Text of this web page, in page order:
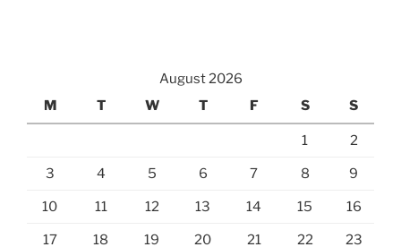
August 2026
M
T W T F S S
1 2
3 4 5 6 7 8 9
10 11 12 13 14 15 16
17 18 19 20 21 22 23